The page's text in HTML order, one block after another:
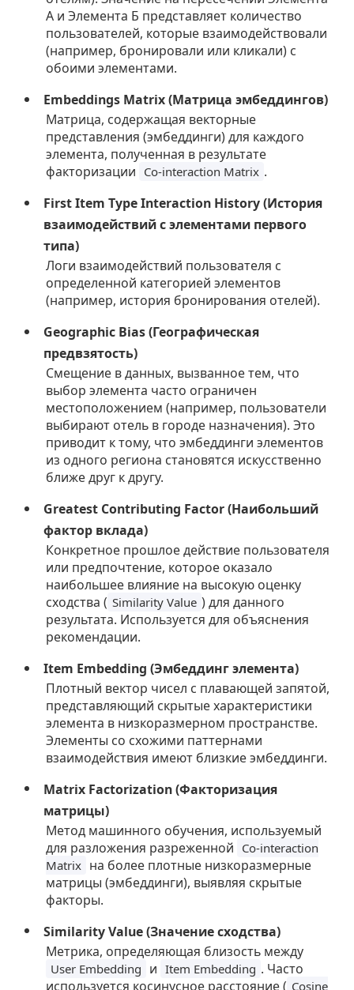
А и Элемента Б представляет количество
пользователей, которые взаимодействовали
(например, бронировали или кликали) с
обоими элементами.
Embeddings Matrix (Матрица эмбеддингов)
Матрица, содержащая векторные
представления (эмбеддинги) для каждого
элемента, полученная в результате
факторизации Co-interaction Matrix .
First Item Type Interaction History (История
взаимодействий с элементами первого
типа)
Логи взаимодействий пользователя с
определенной категорией элементов
(например, история бронирования отелей).
Geographic Bias (Географическая
предвзятость)
Смещение в данных, вызванное тем, что
выбор элемента часто ограничен
местоположением (например, пользователи
выбирают отель в городе назначения). Это
приводит к тому, что эмбеддинги элементов
из одного региона становятся искусственно
ближе друг к другу.
Greatest Contributing Factor (Наибольший
фактор вклада)
Конкретное прошлое действие пользователя
или предпочтение, которое оказало
наибольшее влияние на высокую оценку
сходства ( Similarity Value ) для данного
результата. Используется для объяснения
рекомендации.
Item Embedding (Эмбеддинг элемента)
Плотный вектор чисел с плавающей запятой,
представляющий скрытые характеристики
элемента в низкоразмерном пространстве.
Элементы со схожими паттернами
взаимодействия имеют близкие эмбеддинги.
Matrix Factorization (Факторизация
матрицы)
Метод машинного обучения, используемый
для разложения разреженной Co-interaction
Matrix на более плотные низкоразмерные
матрицы (эмбеддинги), выявляя скрытые
факторы.
Similarity Value (Значение сходства)
Метрика, определяющая близость между
User Embedding и Item Embedding . Часто
используется косинусное расстояние ( Cosine